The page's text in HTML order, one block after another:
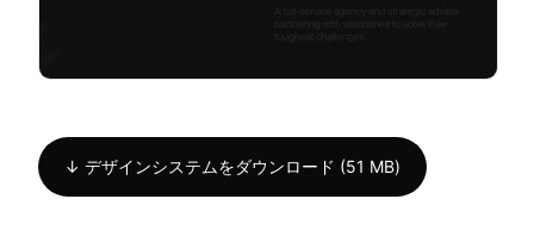
↓ デザインシステムをダウンロード (51 MB)